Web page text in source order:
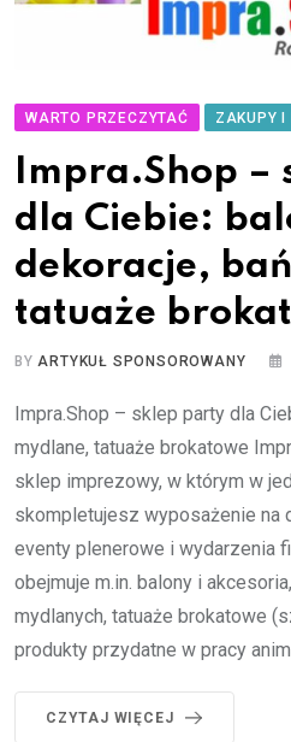
WARTO PRZECZYTAĆ ZAKUPY I
Impra.Shop
dla Ciebie:
dekoracje,
tatuaże
BYARTYKUŁ SPONSOROWANY
Impra.Shop – sklep party dla
mydlane, tatuaże brokatowe
sklep imprezowy, w którym w
skompletujesz wyposażenie na
eventy plenerowe i wydarzenia
obejmuje m.in. balony i
mydlanych, tatuaże brokatowe
produkty przydatne w pracy
CZYTAJ WIĘCEJ